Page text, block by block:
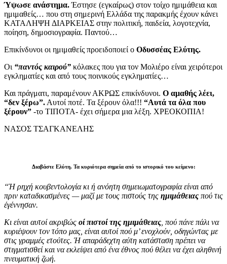
Ύψωσε ανάστημα.Έστησε (εγκαίρως) στον τοίχο ημιμάθεια και
ημιμαθείς… που στη σημερινή Ελλάδα της παρακμής έχουν κάνει
ΚΑΤΑΛΗΨΗ ΔΙΑΡΚΕΙΑΣ στην πολιτική, παιδεία, λογοτεχνία,
ποίηση, δημοσιογραφία. Παντού…
Επικίνδυνοι οι ημιμαθείς προειδοποιεί ο Οδυσσέας Ελύτης.
Οι “παντός καιρού” κόλακες που για τον Μολιέρο είναι χειρότεροι
εγκληματίες και από τους ποινικούς εγκληματίες…
Και πράγματι, παραμένουν ΑΚΡΩΣ επικίνδυνοι. Ο αμαθής λέει,
“δεν ξέρω”. Αυτοί ποτέ. Τα ξέρουν όλα!!! “Αυτά τα όλα που
ξέρουν” -το ΤΙΠΟΤΑ- έχει σήμερα μια λέξη. ΧΡΕΟΚΟΠΙΑ!
ΝΑΣΟΣ ΤΣΑΓΚΑΝΕΛΗΣ
Διαβάστε Ελύτη. Τα κυριότερα σημεία από το ιστορικό του κείμενο:
“Ή ρηχή κουβεντολογία κι ή ανόητη σημειωματογραφία είναι από
πριν καταδικασμένες — μαζί με τους πιστούς της ημιμάθειας πού τις
έγέννησαν.
Κι είναι αυτοί ακριβώς οί πιστοί της ημιμάθειας , πού πάνε πάλι να
κυριέψουν τον τόπο μας, είναι αυτοί πού μ’ ενοχλούν, οδηγώντας με
στις γραμμές ετούτες. Ή απαράδεχτη αύτη κατάσταση πρέπει να
στιγματισθεί και να εκλείψει από ένα έθνος πού θέλει να έχει αλη­θινή
πνευματική ζωή.